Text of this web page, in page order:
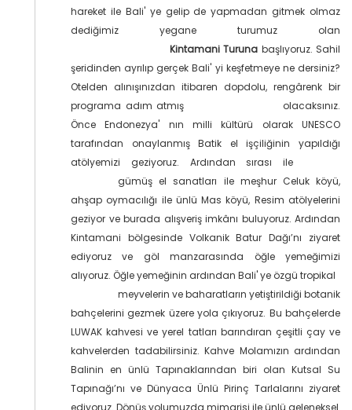
hareket ile Bali' ye gelip de yapmadan gitmek olmaz
dediğimiz yegane turumuz olan
Kintamani Turuna başlıyoruz. Sahil
şeridinden ayrılıp gerçek Bali' yi keşfetmeye ne dersiniz?
Otelden alınışınızdan itibaren dopdolu, rengârenk bir
programa adım atmış
olacaksınız.
Önce Endonezya' nın milli kültürü olarak UNESCO
tarafından onaylanmış Batik el işçiliğinin yapıldığı
atölyemizi geziyoruz. Ardından sırası ile
gümüş el sanatları ile meşhur Celuk köyü,
ahşap oymacılığı ile ünlü Mas köyü, Resim atölyelerini
geziyor ve burada alışveriş imkânı buluyoruz. Ardından
Kintamani bölgesinde Volkanik Batur Dağı’nı ziyaret
ediyoruz ve göl manzarasında öğle yemeğimizi
alıyoruz. Öğle yemeğinin ardından Bali' ye özgü tropikal
meyvelerin ve baharatların yetiştirildiği botanik
bahçelerini gezmek üzere yola çıkıyoruz. Bu bahçelerde
LUWAK kahvesi ve yerel tatları barındıran çeşitli çay ve
kahvelerden tadabilirsiniz. Kahve Molamızın ardından
Balinin en ünlü Tapınaklarından biri olan Kutsal Su
Tapınağı’nı ve Dünyaca Ünlü Pirinç Tarlalarını ziyaret
ediyoruz. Dönüş yolumuzda mimarisi ile ünlü geleneksel